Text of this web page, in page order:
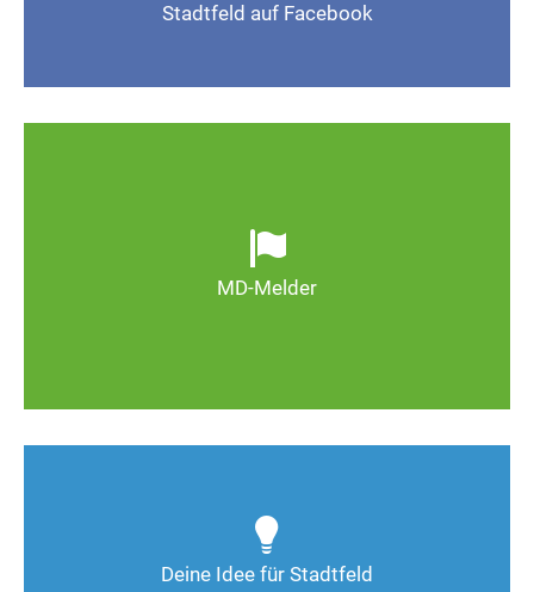
Stadtfeld auf Facebook
MD-Melder
wild entsorgter Müll. Melden Sie Mängel, damit
Magdeburg schöner und lebenswerter wird.
Deine Idee für Stadtfeld
Deine Ideen sind gefragt!